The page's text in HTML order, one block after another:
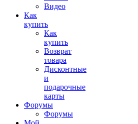
Видео
Как
купить
Как
купить
Возврат
товара
Дисконтные
и
подарочные
карты
Форумы
Форумы